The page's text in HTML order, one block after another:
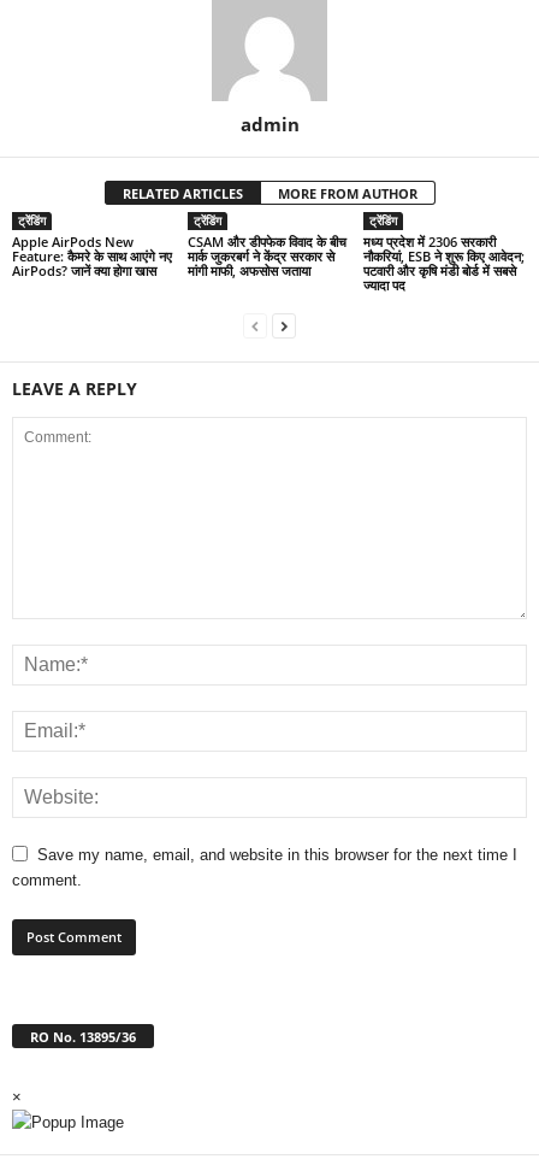
admin
RELATED ARTICLES MORE FROM AUTHOR
ट्रेंडिंग
Apple AirPods New
Feature: कैमरे के साथ आएंगे नए
AirPods? जानें क्या होगा खास
ट्रेंडिंग
CSAM और डीपफेक विवाद के बीच
मार्क जुकरबर्ग ने केंद्र सरकार से
मांगी माफी, अफसोस जताया
ट्रेंडिंग
मध्य प्रदेश में 2306 सरकारी
नौकरियां, ESB ने शुरू किए आवेदन;
पटवारी और कृषि मंडी बोर्ड में सबसे
ज्यादा पद
LEAVE A REPLY
Save my name, email, and website in this browser for the next time I
comment.
RO No. 13895/36
×